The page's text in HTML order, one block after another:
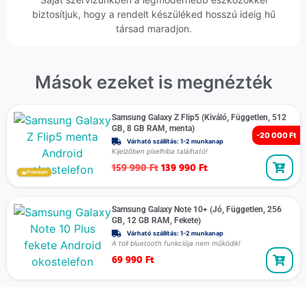
biztosítjuk, hogy a rendelt készüléked hosszú ideig hű
társad maradjon.
Mások ezeket is megnézték
-20 000 Ft
Prémium
Samsung Galaxy Z Flip5 (Kiváló, Független, 512
GB, 8 GB RAM, menta)
Várható szállítás: 1-2 munkanap
Kijelzőben pixelhiba található!
159 990Ft 139 990 Ft
Samsung Galaxy Note 10+ (Jó, Független, 256
GB, 12 GB RAM, Fekete)
Várható szállítás: 1-2 munkanap
A toll bluetooth funkciója nem működik!
69 990 Ft